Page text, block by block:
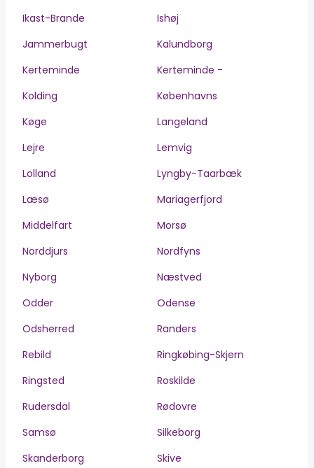
Ikast-Brande
Ishøj
Jammerbugt
Kalundborg
Kerteminde
Kerteminde -
Kolding
Københavns
Køge
Langeland
Lejre
Lemvig
Lolland
Lyngby-Taarbæk
Læsø
Mariagerfjord
Middelfart
Morsø
Norddjurs
Nordfyns
Nyborg
Næstved
Odder
Odense
Odsherred
Randers
Rebild
Ringkøbing-Skjern
Ringsted
Roskilde
Rudersdal
Rødovre
Samsø
Silkeborg
Skanderborg
Skive